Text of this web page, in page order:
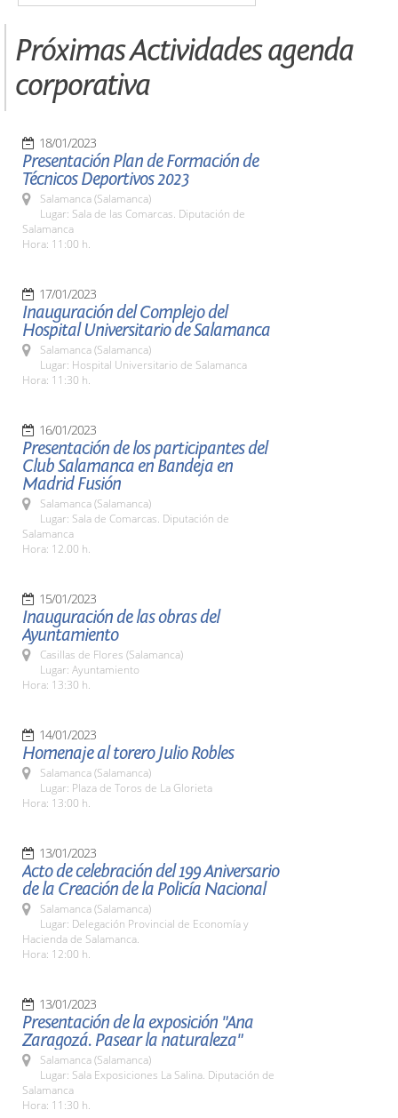
Próximas Actividades agenda
corporativa
18/01/2023
Presentación Plan de Formación de
Técnicos Deportivos 2023
Salamanca (Salamanca)
Lugar: Sala de las Comarcas. Diputación de
Salamanca
Hora: 11:00 h.
17/01/2023
Inauguración del Complejo del
Hospital Universitario de Salamanca
Salamanca (Salamanca)
Lugar: Hospital Universitario de Salamanca
Hora: 11:30 h.
16/01/2023
Presentación de los participantes del
Club Salamanca en Bandeja en
Madrid Fusión
Salamanca (Salamanca)
Lugar: Sala de Comarcas. Diputación de
Salamanca
Hora: 12.00 h.
15/01/2023
Inauguración de las obras del
Ayuntamiento
Casillas de Flores (Salamanca)
Lugar: Ayuntamiento
Hora: 13:30 h.
14/01/2023
Homenaje al torero Julio Robles
Salamanca (Salamanca)
Lugar: Plaza de Toros de La Glorieta
Hora: 13:00 h.
13/01/2023
Acto de celebración del 199 Aniversario
de la Creación de la Policía Nacional
Salamanca (Salamanca)
Lugar: Delegación Provincial de Economía y
Hacienda de Salamanca.
Hora: 12:00 h.
13/01/2023
Presentación de la exposición "Ana
Zaragozá. Pasear la naturaleza"
Salamanca (Salamanca)
Lugar: Sala Exposiciones La Salina. Diputación de
Salamanca
Hora: 11:30 h.